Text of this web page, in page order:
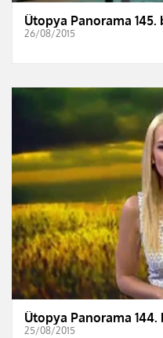
Ütopya Panorama
26/08/2015
Ütopya Panorama
25/08/2015